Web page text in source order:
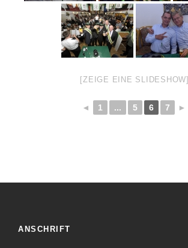
[ZEIGE EINE SLIDESHOW]
◄ 1 ... 5 6 7 ►
ANSCHRIFT